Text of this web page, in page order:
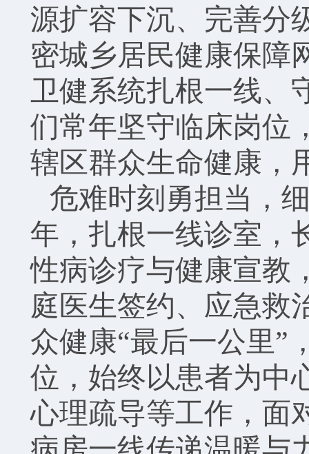
源扩容下沉、完善分
密城乡居民健康保障
卫健系统扎根一线、
们常年坚守临床岗位
辖区群众生命健康，
危难时刻勇担当，
年，扎根一线诊室，
性病诊疗与健康宣教
庭医生签约、应急救
众健康“最后一公里”
位，始终以患者为中
心理疏导等工作，面